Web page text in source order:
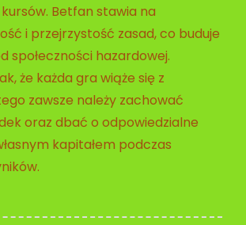
Betfan stawia na
i przejrzystość zasad, co buduje
społeczności hazardowej.
że każda gra wiąże się z
zawsze należy zachować
oraz dbać o odpowiedzialne
kapitałem podczas